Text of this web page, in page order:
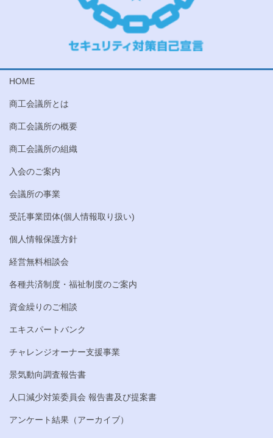
HOME
商工会議所とは
商工会議所の概要
商工会議所の組織
入会のご案内
会議所の事業
受託事業団体(個人情報取り扱い)
個人情報保護方針
経営無料相談会
各種共済制度・福祉制度のご案内
資金繰りのご相談
エキスパートバンク
チャレンジオーナー支援事業
景気動向調査報告書
人口減少対策委員会 報告書及び提案書
アンケート結果（アーカイブ）